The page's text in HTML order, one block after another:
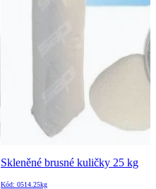
Skleněné brusné kuličky 25 kg
Kód: 0514.25kg